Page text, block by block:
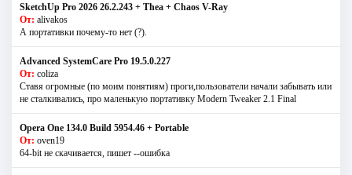
SketchUp Pro 2026 26.2.243 + Thea + Chaos V-Ray
От: alivakos
А портативки почему-то нет (?).
Advanced SystemCare Pro 19.5.0.227
От: coliza
Ставя огромные (по моим понятиям) проги,пользователи начали забывать или
не сталкивались, про маленькую портативку Modern Tweaker 2.1 Final
Opera One 134.0 Build 5954.46 + Portable
От: oven19
64-bit не скачивается, пишет --ошибка